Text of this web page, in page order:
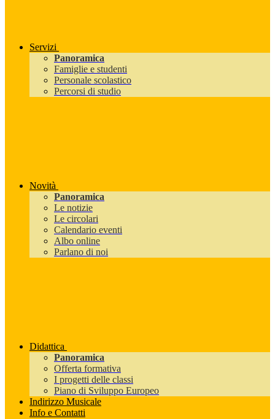
Servizi
Panoramica
Famiglie e studenti
Personale scolastico
Percorsi di studio
Novità
Panoramica
Le notizie
Le circolari
Calendario eventi
Albo online
Parlano di noi
Didattica
Panoramica
Offerta formativa
I progetti delle classi
Piano di Sviluppo Europeo
Indirizzo Musicale
Info e Contatti